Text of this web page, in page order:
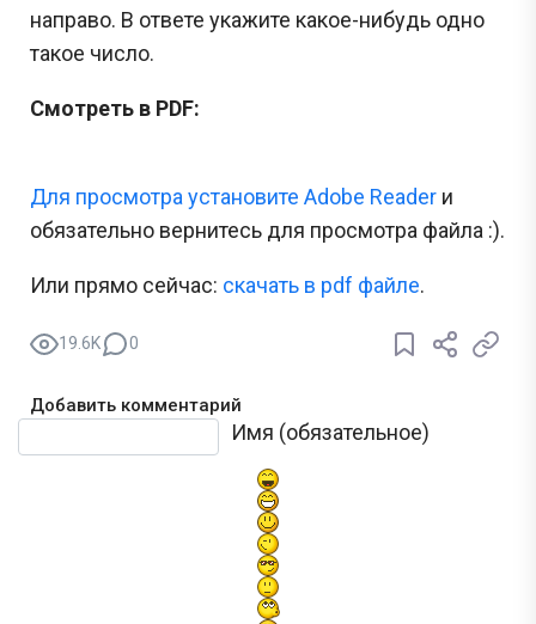
направо. В ответе укажите какое-нибудь одно
такое число.
Смотреть в PDF:
Для просмотра установите Adobe Reader и
обязательно вернитесь для просмотра файла :).
Или прямо сейчас: cкачать в pdf файле.
19.6K 0
Добавить комментарий
Имя (обязательное)